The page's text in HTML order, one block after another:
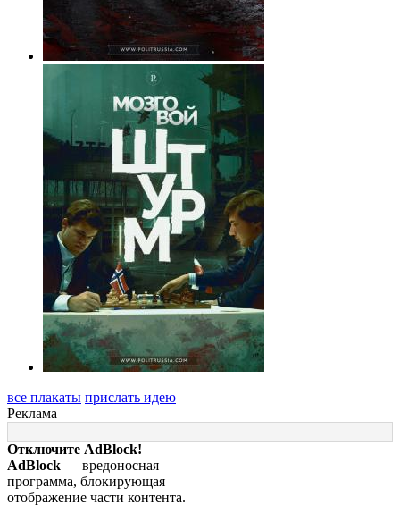
все плакаты прислать идею
Реклама
Отключите AdBlock!
AdBlock — вредоносная
программа, блокирующая
отображение части контента.